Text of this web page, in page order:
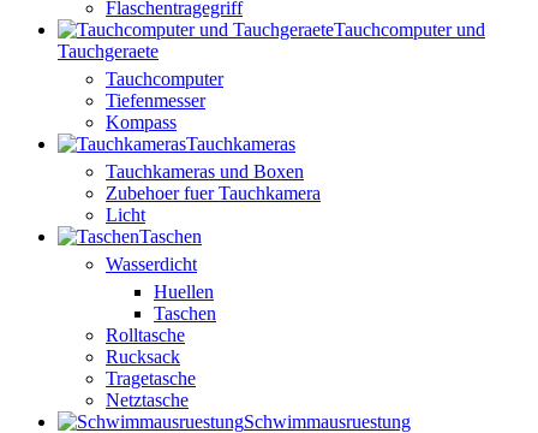
Flaschentragegriff
Tauchcomputer und
Tauchgeraete
Tauchcomputer
Tiefenmesser
Kompass
Tauchkameras
Tauchkameras und Boxen
Zubehoer fuer Tauchkamera
Licht
Taschen
Wasserdicht
Huellen
Taschen
Rolltasche
Rucksack
Tragetasche
Netztasche
Schwimmausruestung